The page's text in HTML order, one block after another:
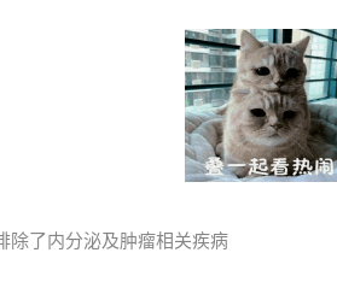
除了内分泌及肿瘤相关疾病